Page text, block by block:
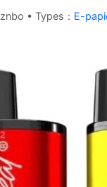
• Types： E-